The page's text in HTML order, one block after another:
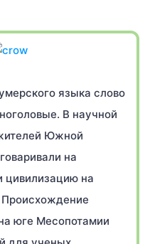
языка слово
В научной
Южной
на
цивилизацию на
Происхождение
юге Месопотамии